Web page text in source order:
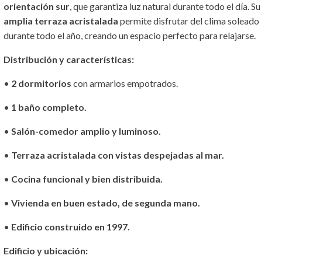
orientación sur, que garantiza luz natural durante todo el día. Su
amplia terraza acristalada permite disfrutar del clima soleado
durante todo el año, creando un espacio perfecto para relajarse.
Distribución y características:
• 2 dormitorios con armarios empotrados.
• 1 baño completo.
• Salón-comedor amplio y luminoso.
• Terraza acristalada con vistas despejadas al mar.
• Cocina funcional y bien distribuida.
• Vivienda en buen estado, de segunda mano.
• Edificio construido en 1997.
Edificio y ubicación: